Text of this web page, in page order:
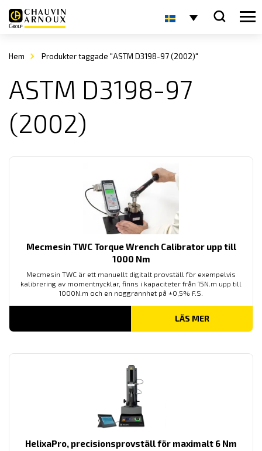
Hem Produkter taggade "ASTM D3198-97 (2002)"
ASTM D3198-97
(2002)
Mecmesin TWC Torque Wrench Calibrator upp till
1000 Nm
Mecmesin TWC är ett manuellt digitalt provställ för exempelvis
kalibrering av momentnycklar, finns i kapaciteter från 15N.m upp till
1000N.m och en noggrannhet på ±0,5% F.S.
LÄS MER
HelixaPro, precisionsprovställ för maximalt 6 Nm